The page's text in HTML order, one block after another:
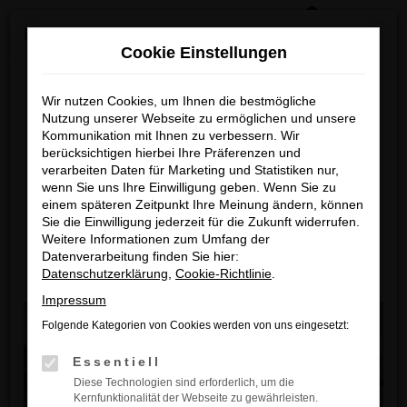
Zum
Fahrzeug-Showroom
Cookie Einstellungen
Wir nutzen Cookies, um Ihnen die bestmögliche
Nutzung unserer Webseite zu ermöglichen und unsere
Kommunikation mit Ihnen zu verbessern. Wir
berücksichtigen hierbei Ihre Präferenzen und
verarbeiten Daten für Marketing und Statistiken nur,
wenn Sie uns Ihre Einwilligung geben. Wenn Sie zu
einem späteren Zeitpunkt Ihre Meinung ändern, können
Sie die Einwilligung jederzeit für die Zukunft widerrufen.
Weitere Informationen zum Umfang der
Datenverarbeitung finden Sie hier:
Datenschutzerklärung Cookie-Richtlinie
Impressum
Folgende Kategorien von Cookies werden von uns eingesetzt:
Essentiell
Diese Technologien sind erforderlich, um die
Kernfunktionalität der Webseite zu gewährleisten.
×
Reckhaus Kia Summer Deals & Sportage Deal
Reckhaus Kia Summer Deals
& Sportage Deal
Entdecke dein Lieblingsmodell zu
besonders attraktiven Leasingkonditionen
Zum Sportage Top Deal
Zu den Summer Deals